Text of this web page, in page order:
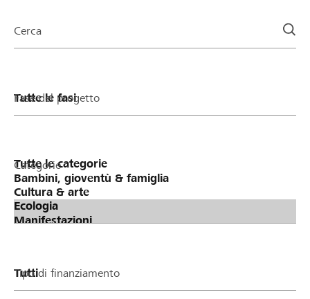
della
Cerca
Fase del progetto
Categorie
Tipo di finanziamento